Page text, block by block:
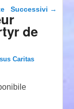
articolo
Successivi →
de
Caritas